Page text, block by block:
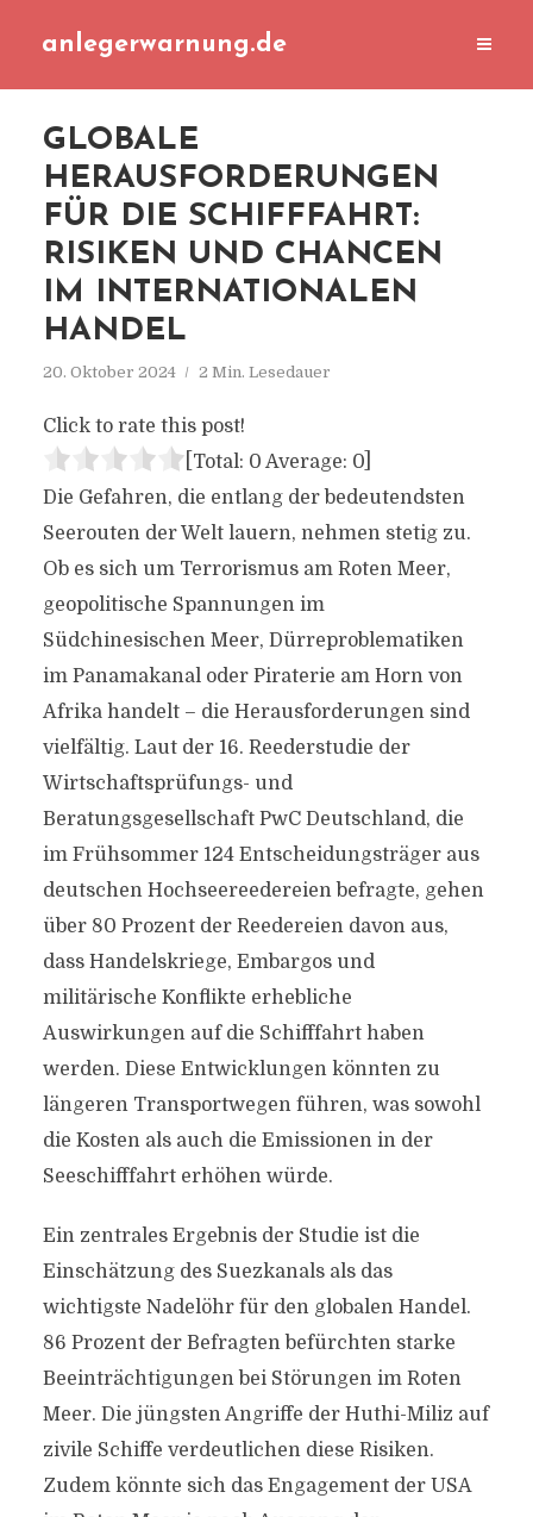
anlegerwarnung.de
GLOBALE
HERAUSFORDERUNGEN
FÜR DIE SCHIFFFAHRT:
RISIKEN UND CHANCEN
IM INTERNATIONALEN
HANDEL
20. Oktober 2024 2 Min. Lesedauer
Click to rate this post!
[Total: 0 Average: 0]
Die Gefahren, die entlang der bedeutendsten
Seerouten der Welt lauern, nehmen stetig zu.
Ob es sich um Terrorismus am Roten Meer,
geopolitische Spannungen im
Südchinesischen Meer, Dürreproblematiken
im Panamakanal oder Piraterie am Horn von
Afrika handelt – die Herausforderungen sind
vielfältig. Laut der 16. Reederstudie der
Wirtschaftsprüfungs- und
Beratungsgesellschaft PwC Deutschland, die
im Frühsommer 124 Entscheidungsträger aus
deutschen Hochseereedereien befragte, gehen
über 80 Prozent der Reedereien davon aus,
dass Handelskriege, Embargos und
militärische Konflikte erhebliche
Auswirkungen auf die Schifffahrt haben
werden. Diese Entwicklungen könnten zu
längeren Transportwegen führen, was sowohl
die Kosten als auch die Emissionen in der
Seeschifffahrt erhöhen würde.
Ein zentrales Ergebnis der Studie ist die
Einschätzung des Suezkanals als das
wichtigste Nadelöhr für den globalen Handel.
86 Prozent der Befragten befürchten starke
Beeinträchtigungen bei Störungen im Roten
Meer. Die jüngsten Angriffe der Huthi-Miliz auf
zivile Schiffe verdeutlichen diese Risiken.
Zudem könnte sich das Engagement der USA